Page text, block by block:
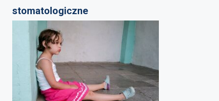
stomatologiczne